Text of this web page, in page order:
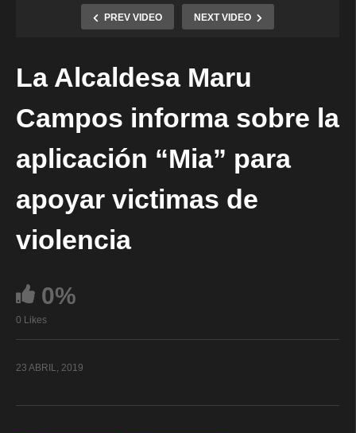
PREV VIDEO NEXT VIDEO
La Alcaldesa Maru
Campos informa sobre la
aplicación “Mia” para
apoyar victimas de
violencia
0%
0 Likes
23 ABRIL, 2019